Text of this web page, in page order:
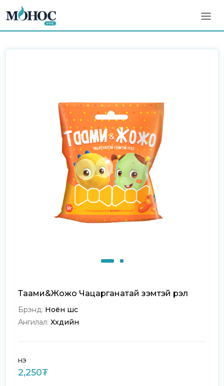
Таами&Жожо Чацарганатай үзэмтэй үрэл
Брэнд: Ноён шүүс
Ангилал: Хүүхдийн
Үнэ
2,250₮